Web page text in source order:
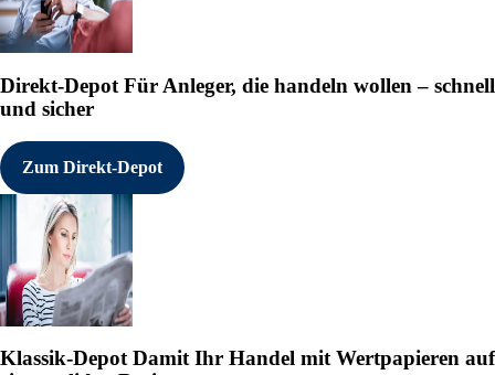
Direkt-Depot Für Anleger, die handeln wollen – schnell
und sicher
Zum Direkt-Depot
Klassik-DepotDamit Ihr Handel mit Wertpapieren auf